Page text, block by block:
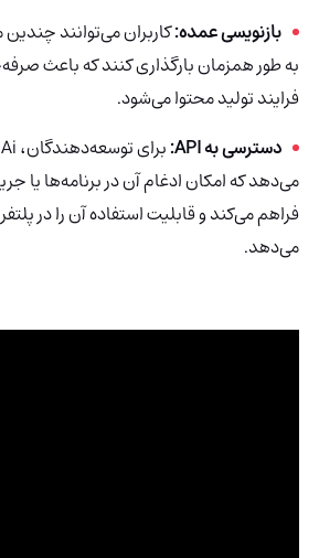
بازنویسی عمده:کاربران می‌توانند چندین
به طور همزمان بارگذاری کنند که باعث
فرایند تولید محتوا می‌شود.
دسترسی به API:
می‌دهد که امکان ادغام آن در برنامه‌ها یا
فراهم می‌کند و قابلیت استفاده آن را در
می‌دهد.